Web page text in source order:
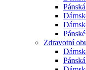
Zdravotní